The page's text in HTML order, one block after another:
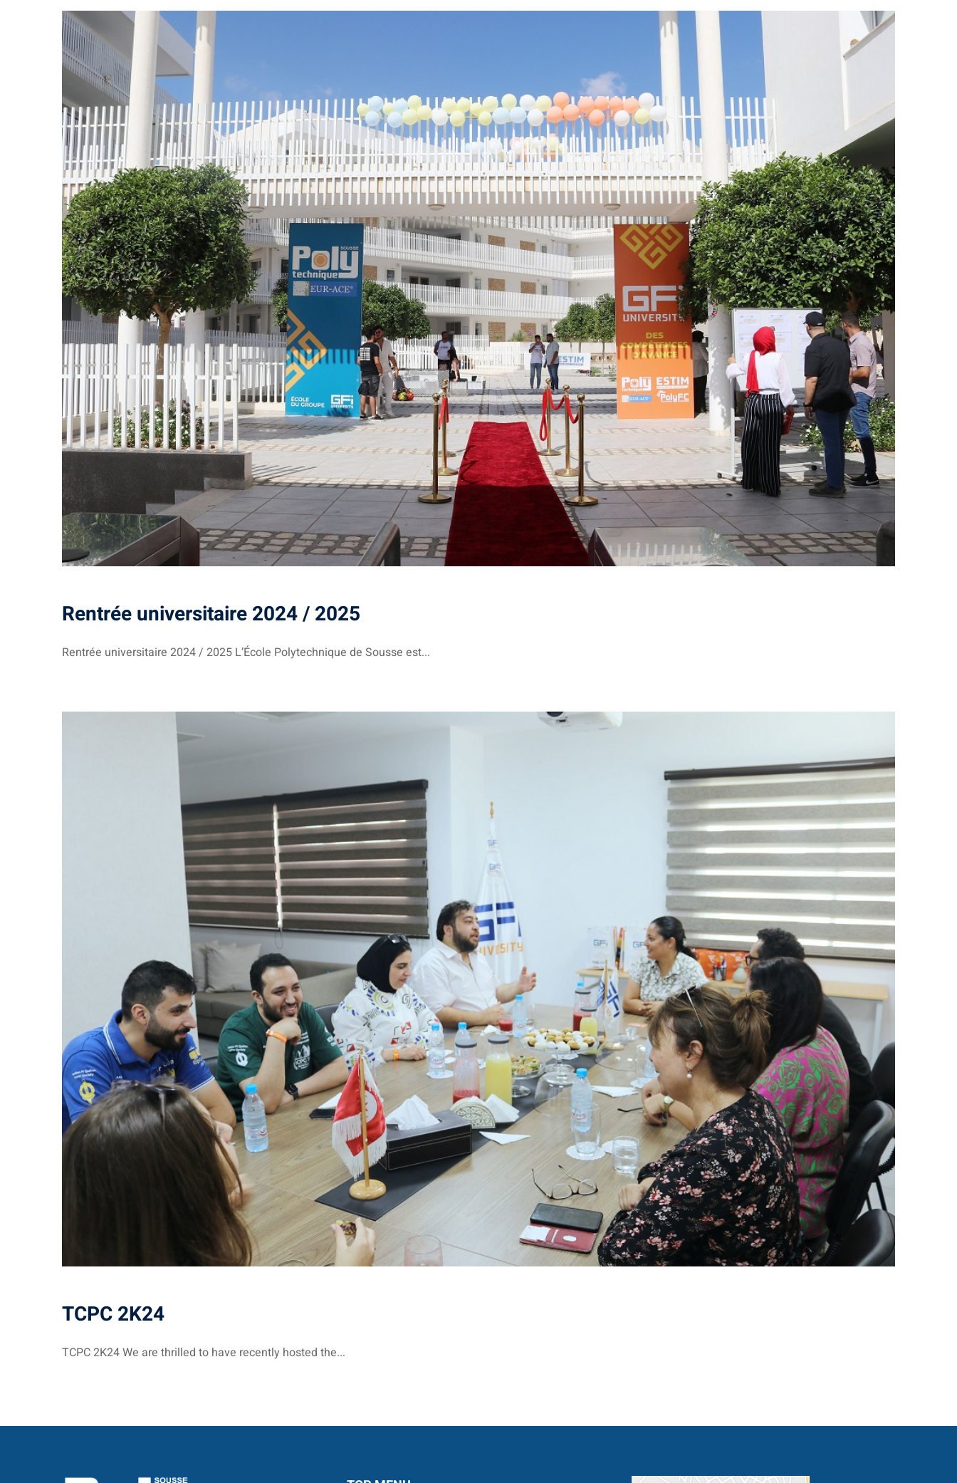
Rentrée universitaire 2024 / 2025
Rentrée universitaire 2024 / 2025 L’École Polytechnique de Sousse est...
TCPC 2K24
TCPC 2K24 We are thrilled to have recently hosted the...